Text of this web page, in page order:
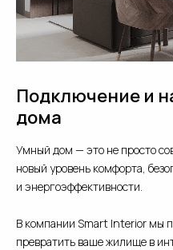
Подключение и
дома
Умный дом — это не просто
новый уровень комфорта,
и энергоэффективности.
В компании Smart Interior мы
превратить ваше жилище в